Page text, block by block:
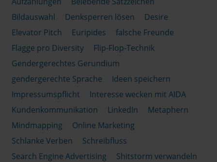
Bildauswahl
Denksperren lösen
Desire
Elevator Pitch
Euripides
falsche Freunde
Flagge pro Diversity
Flip-Flop-Technik
Gendergerechtes Gerundium
gendergerechte Sprache
Ideen speichern
Impressumspflicht
Interesse wecken mit AIDA
Kundenkommunikation
LinkedIn
Metaphern
Mindmapping
Online Marketing
Schlanke Verben
Schreibfluss
Search Engine Advertising
Shitstorm verwandeln